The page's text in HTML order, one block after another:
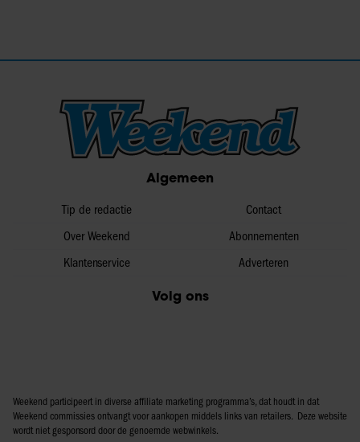
Algemeen
Tip de redactie
Over Weekend
Klantenservice
Contact
Abonnementen
Adverteren
Volg ons
Weekend participeert in diverse affiliate marketing programma’s, dat houdt in dat
Weekend commissies ontvangt voor aankopen middels links van retailers. Deze website
wordt niet gesponsord door de genoemde webwinkels.